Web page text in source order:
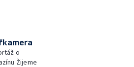
o
Žijeme